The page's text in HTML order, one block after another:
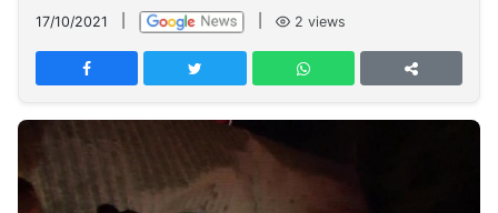
Network
PT
TREETAN
INDONESIA
Partner
17/10/2021 2 views